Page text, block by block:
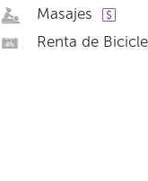
Masajes
Renta de